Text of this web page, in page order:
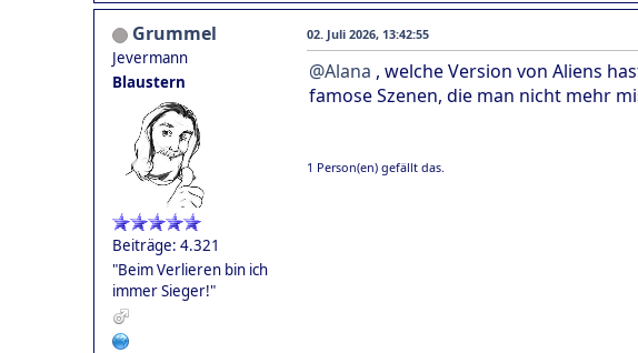
Grummel
Jevermann
Blaustern
Beiträge: 4.321
"Beim Verlieren bin ich
immer Sieger!"
02. Juli 2026, 13:42:55
@Alana , welche Version von Aliens
famose Szenen, die man nicht mehr
1 Person(en) gefällt das.